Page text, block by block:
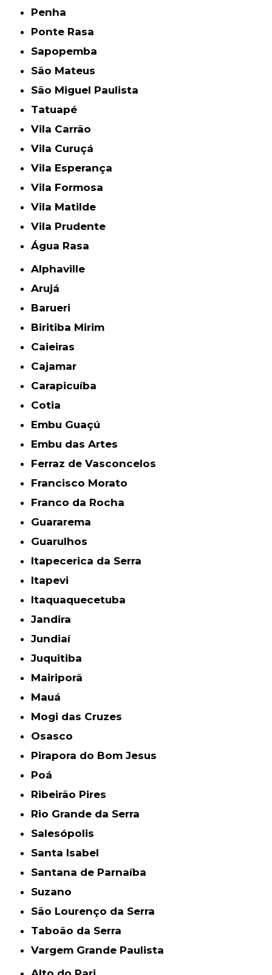
Penha
Ponte Rasa
Sapopemba
São Mateus
São Miguel Paulista
Tatuapé
Vila Carrão
Vila Curuçá
Vila Esperança
Vila Formosa
Vila Matilde
Vila Prudente
Água Rasa
Alphaville
Arujá
Barueri
Biritiba Mirim
Caieiras
Cajamar
Carapicuíba
Cotia
Embu Guaçú
Embu das Artes
Ferraz de Vasconcelos
Francisco Morato
Franco da Rocha
Guararema
Guarulhos
Itapecerica da Serra
Itapevi
Itaquaquecetuba
Jandira
Jundiaí
Juquitiba
Mairiporã
Mauá
Mogi das Cruzes
Osasco
Pirapora do Bom Jesus
Poá
Ribeirão Pires
Rio Grande da Serra
Salesópolis
Santa Isabel
Santana de Parnaíba
Suzano
São Lourenço da Serra
Taboão da Serra
Vargem Grande Paulista